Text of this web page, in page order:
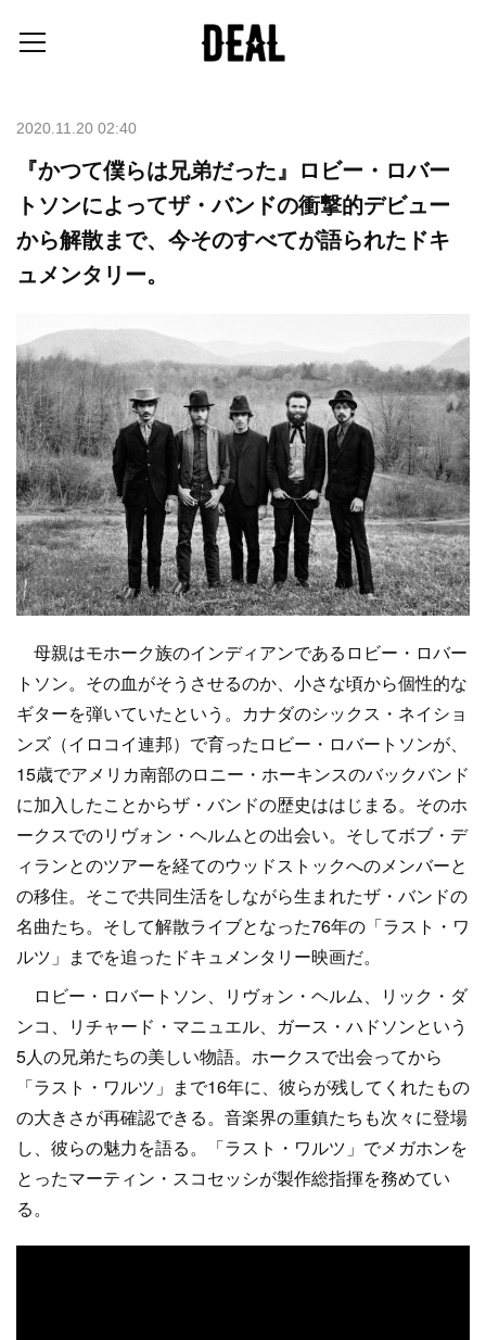
2020.11.20 02:40
『かつて僕らは兄弟だった』ロビー・ロバー
トソンによってザ・バンドの衝撃的デビュー
から解散まで、今そのすべてが語られたドキ
ュメンタリー。
母親はモホーク族のインディアンであるロビー・ロバー
トソン。その血がそうさせるのか、小さな頃から個性的な
ギターを弾いていたという。カナダのシックス・ネイショ
ンズ（イロコイ連邦）で育ったロビー・ロバートソンが、
15歳でアメリカ南部のロニー・ホーキンスのバックバンド
に加入したことからザ・バンドの歴史ははじまる。そのホ
ークスでのリヴォン・ヘルムとの出会い。そしてボブ・デ
ィランとのツアーを経てのウッドストックへのメンバーと
の移住。そこで共同生活をしながら生まれたザ・バンドの
名曲たち。そして解散ライブとなった76年の「ラスト・ワ
ルツ」までを追ったドキュメンタリー映画だ。
ロビー・ロバートソン、リヴォン・ヘルム、リック・ダ
ンコ、リチャード・マニュエル、ガース・ハドソンという
5人の兄弟たちの美しい物語。ホークスで出会ってから
「ラスト・ワルツ」まで16年に、彼らが残してくれたもの
の大きさが再確認できる。音楽界の重鎮たちも次々に登場
し、彼らの魅力を語る。「ラスト・ワルツ」でメガホンを
とったマーティン・スコセッシが製作総指揮を務めてい
る。